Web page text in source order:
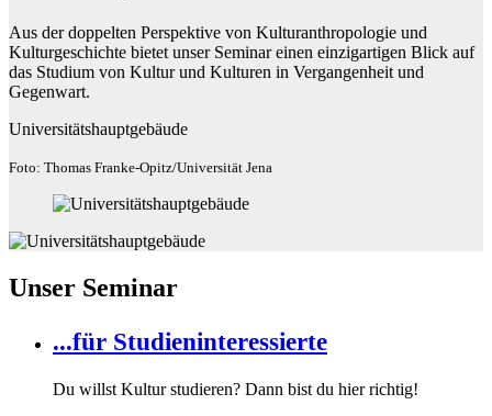
Aus der doppelten Perspektive von Kulturanthropologie und
Kulturgeschichte bietet unser Seminar einen einzigartigen Blick auf
das Studium von Kultur und Kulturen in Vergangenheit und
Gegenwart.
Universitätshauptgebäude
Foto: Thomas Franke-Opitz/Universität Jena
Unser Seminar
...für Studieninteressierte
Du willst Kultur studieren? Dann bist du hier richtig!